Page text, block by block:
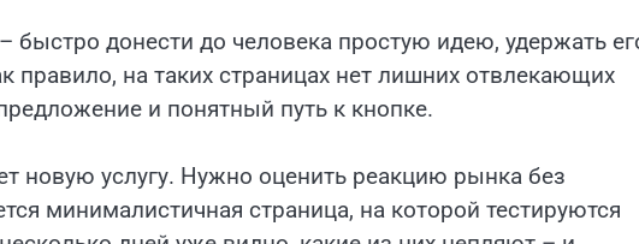
быстро донести до человека простую идею, удержать
правило, на таких страницах нет лишних отвлекающих
и понятный путь к кнопке.
новую услугу. Нужно оценить реакцию рынка без
минималистичная страница, на которой тестируются